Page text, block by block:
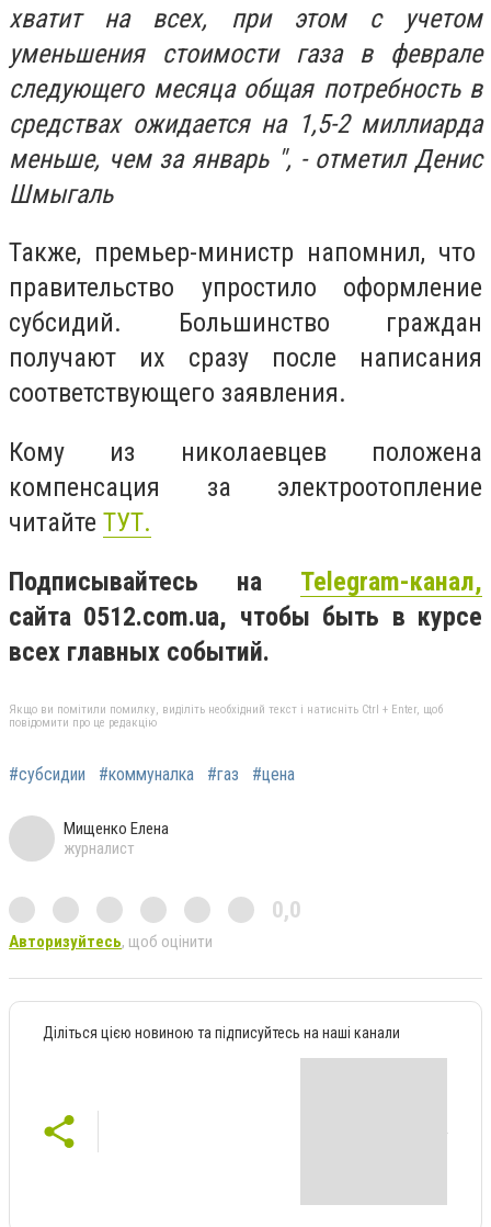
хватит на всех, при этом с учетом
уменьшения стоимости газа в феврале
следующего месяца общая потребность в
средствах ожидается на 1,5-2 миллиарда
меньше, чем за январь ", - отметил Денис
Шмыгаль
Также, премьер-министр напомнил, что
правительство упростило оформление
субсидий. Большинство граждан
получают их сразу после написания
соответствующего заявления.
Кому из николаевцев положена
компенсация за электроотопление
читайте ТУТ.
Подписывайтесь на Telegram-канал,
сайта 0512.com.ua, чтобы быть в курсе
всех главных событий.
Якщо ви помітили помилку, виділіть необхідний текст і натисніть Ctrl + Enter, щоб
повідомити про це редакцію
#субсидии #коммуналка #газ #цена
Мищенко Елена
журналист
0,0
Авторизуйтесь, щоб оцінити
Діліться цією новиною та підписуйтесь на наші канали